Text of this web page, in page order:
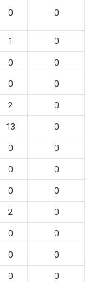
0 0
1
0
0
0
0
0
2
0
13
0
0
0
0
0
0
0
2
0
0
0
0
0
0 0